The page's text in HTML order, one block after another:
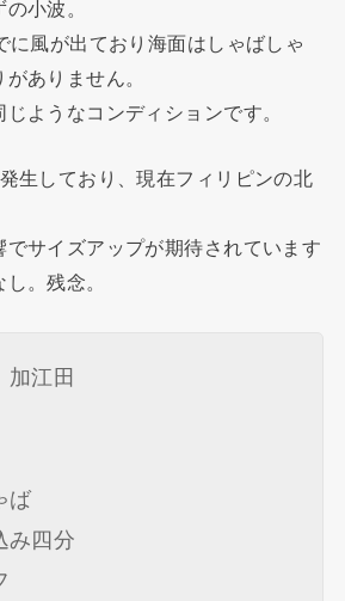
小波。
に風が出ており海面はしゃばしゃ
ありません。
ようなコンディションです。
生しており、現在フィリピンの北
でサイズアップが期待されています
。残念。
江田
ば
み四分